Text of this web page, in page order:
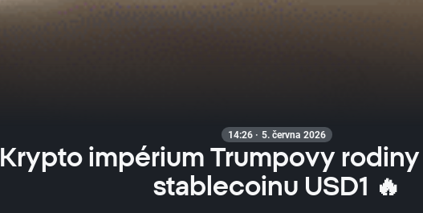
14:26 · 5. června 2026
Krypto impérium Trumpovy rodiny
stablecoinu USD1 🔥